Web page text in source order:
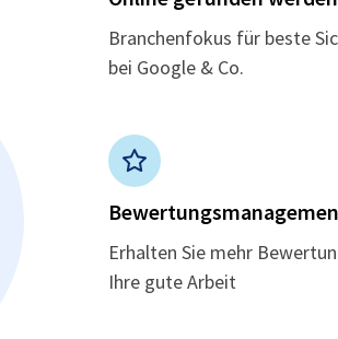
Branchenfokus für beste
bei Google & Co.
Erhalten Sie mehr
Ihre gute Arbeit